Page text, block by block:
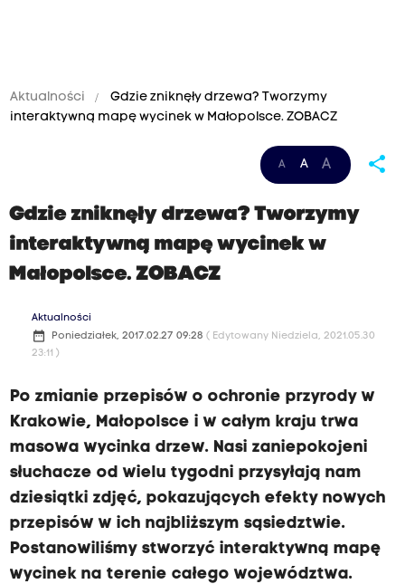
Aktualności
Gdzie zniknęły drzewa? Tworzymy
interaktywną mapę wycinek w Małopolsce. ZOBACZ
A A A share
Gdzie zniknęły drzewa? Tworzymy
interaktywną mapę wycinek w
Małopolsce. ZOBACZ
Aktualności
date_range Poniedziałek, 2017.02.27 09:28 ( Edytowany Niedziela, 2021.05.30
23:11 )
Po zmianie przepisów o ochronie przyrody w
Krakowie, Małopolsce i w całym kraju trwa
masowa wycinka drzew. Nasi zaniepokojeni
słuchacze od wielu tygodni przysyłają nam
dziesiątki zdjęć, pokazujących efekty nowych
przepisów w ich najbliższym sąsiedztwie.
Postanowiliśmy stworzyć interaktywną mapę
wycinek na terenie całego województwa.